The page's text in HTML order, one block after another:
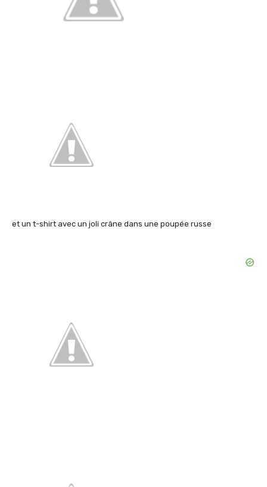
et un t-shirt avec un joli crâne dans une poupée russe